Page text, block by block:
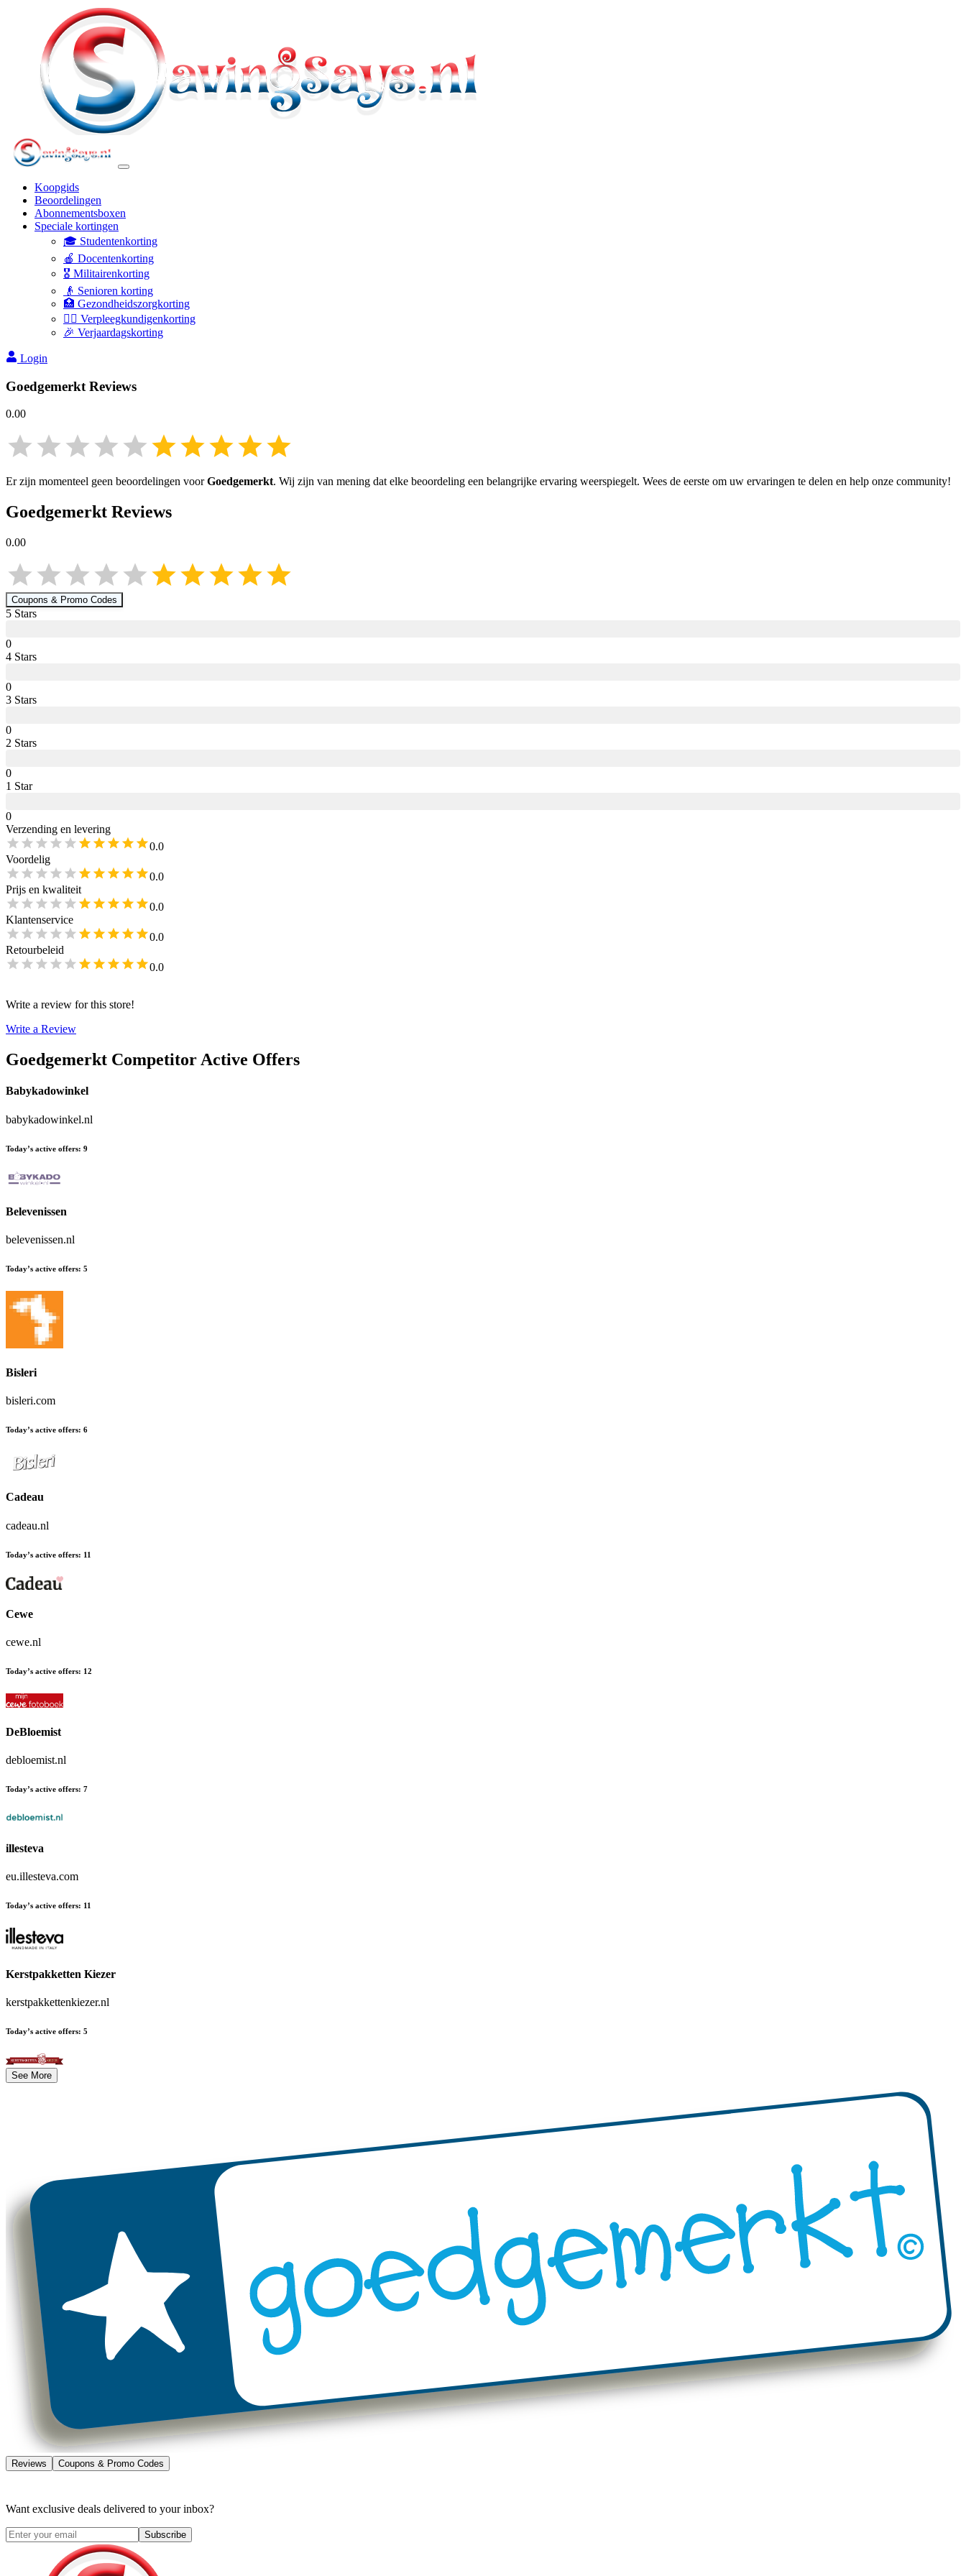
Koopgids
Beoordelingen
Abonnementsboxen
Speciale kortingen
🎓 Studentenkorting
🍎 Docentenkorting
🎖️ Militairenkorting
👴 Senioren korting
🏥 Gezondheidszorgkorting
👩‍⚕️ Verpleegkundigenkorting
🎉 Verjaardagskorting
Login
Goedgemerkt Reviews
0.00
Er zijn momenteel geen beoordelingen voorGoedgemerkt. Wij zijn van mening dat elke beoordeling een belangrijke ervaring weerspiegelt. Wees de eerste om uw ervaringen te delen en help onze community!
Goedgemerkt Reviews
0.00
Coupons & Promo Codes
5 Stars
0
4 Stars
0
3 Stars
0
2 Stars
0
1 Star
0
Verzending en levering
0.0
Voordelig
0.0
Prijs en kwaliteit
0.0
Klantenservice
0.0
Retourbeleid
0.0
Write a review for this store!
Write a Review
Goedgemerkt Competitor Active Offers
Babykadowinkel
babykadowinkel.nl
Today’s active offers: 9
Belevenissen
belevenissen.nl
Today’s active offers: 5
Bisleri
bisleri.com
Today’s active offers: 6
Cadeau
cadeau.nl
Today’s active offers: 11
Cewe
cewe.nl
Today’s active offers: 12
DeBloemist
debloemist.nl
Today’s active offers: 7
illesteva
eu.illesteva.com
Today’s active offers: 11
Kerstpakketten Kiezer
kerstpakkettenkiezer.nl
Today’s active offers: 5
See More
Reviews Coupons & Promo Codes
Want exclusive deals delivered to your inbox?
Subscribe